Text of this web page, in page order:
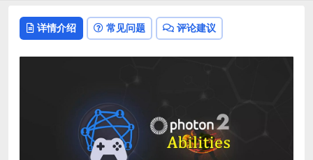
详情介绍 常见问题 评论建议